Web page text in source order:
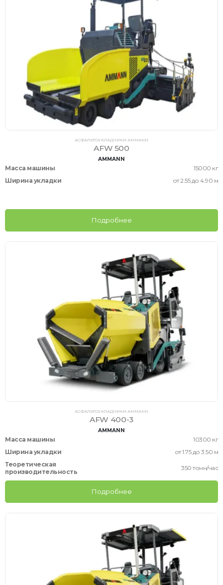
АСФАЛЬТОУКЛАДЧИКИ AMMANN
AFW 500
AMMANN
Масса машины
15000 кг
Ширина укладки
от 2.55 до 4.90 м
Подробнее
АСФАЛЬТОУКЛАДЧИКИ AMMANN
AFW 400-3
AMMANN
Масса машины
10300 кг
Ширина укладки
от 1.75 до 3.50 м
Теоретическая
производительность
350 тонн/час
Подробнее